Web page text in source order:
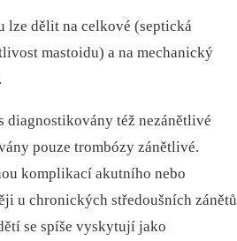
lze dělit na celkové (septická
mastoidu) a na mechanický
též nezánětlivé
pouze trombózy zánětlivé.
komplikací akutního nebo
u chronických středoušních zánětů
se spíše vyskytují jako